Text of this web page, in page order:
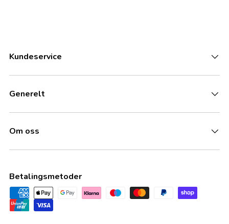
Kundeservice
Generelt
Om oss
Betalingsmetoder